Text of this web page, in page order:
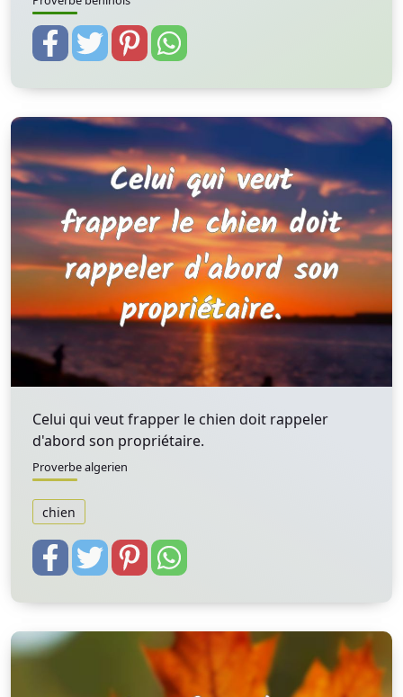
Celui qui veut frapper le chien doit rappeler
d'abord son propriétaire.
Proverbe algerien
chien